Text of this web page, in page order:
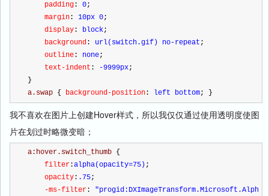
    padding
: 0;
    margin
: 10px 0;
    display
: block;
    background
: url(switch.gif) no-repeat ;
    outline
: none;
    text-indent
: -9999px;
}
a.swap { background-position: left bottom; }
我不喜欢在图片上创建Hover样式，所以我仅仅通过使用透明度使图
片在划过时略微变暗；
a:hover.switch_thumb {
    filter
:alpha(opacity=75) ;
    opacity
: .75;
    -ms-filter
:
"progid:DXImageTransform.Microsoft.Alph